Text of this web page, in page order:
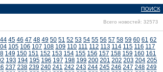
ПОИСК
Всего новостей: 32573
44 45 46 47 48 49 50 51 52 53 54 55 56 57 58 59 60 61 62
105 106 107 108 109 110 111 112 113 114 115 116 117
149 150 151 152 153 154 155 156 157 158 159 160 161
193 194 195 196 197 198 199 200 201 202 203 204 205
237 238 239 240 241 242 243 244 245 246 247 248 249